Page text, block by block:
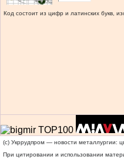
Код состоит из цифр и латинских букв,
(c) Укррудпром — новости металлургии:
При цитировании и использовании